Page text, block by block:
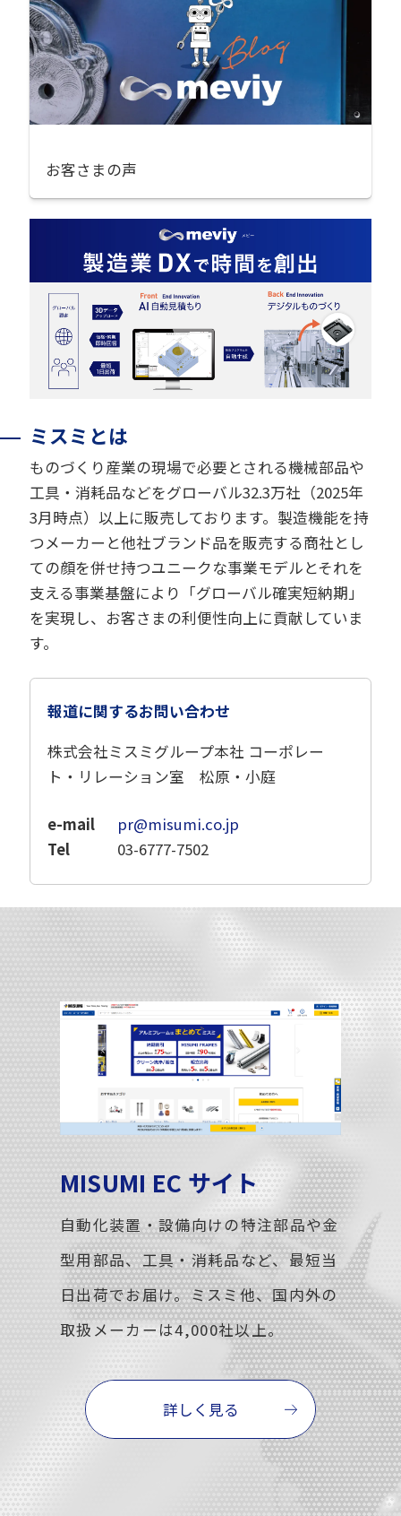
お客さまの声
ミスミとは
ものづくり産業の現場で必要とされる機械部品や
工具・消耗品などをグローバル32.3万社（2025年
3月時点）以上に販売しております。製造機能を持
つメーカーと他社ブランド品を販売する商社とし
ての顔を併せ持つユニークな事業モデルとそれを
支える事業基盤により「グローバル確実短納期」
を実現し、お客さまの利便性向上に貢献していま
す。
報道に関するお問い合わせ
株式会社ミスミグループ本社 コーポレー
ト・リレーション室 松原・小庭
e-mail
pr@misumi.co.jp
Tel
03-6777-7502
MISUMI EC サイト
自動化装置・設備向けの特注部品や金
型用部品、工具・消耗品など、最短当
日出荷でお届け。ミスミ他、国内外の
取扱メーカーは4,000社以上。
詳しく見る